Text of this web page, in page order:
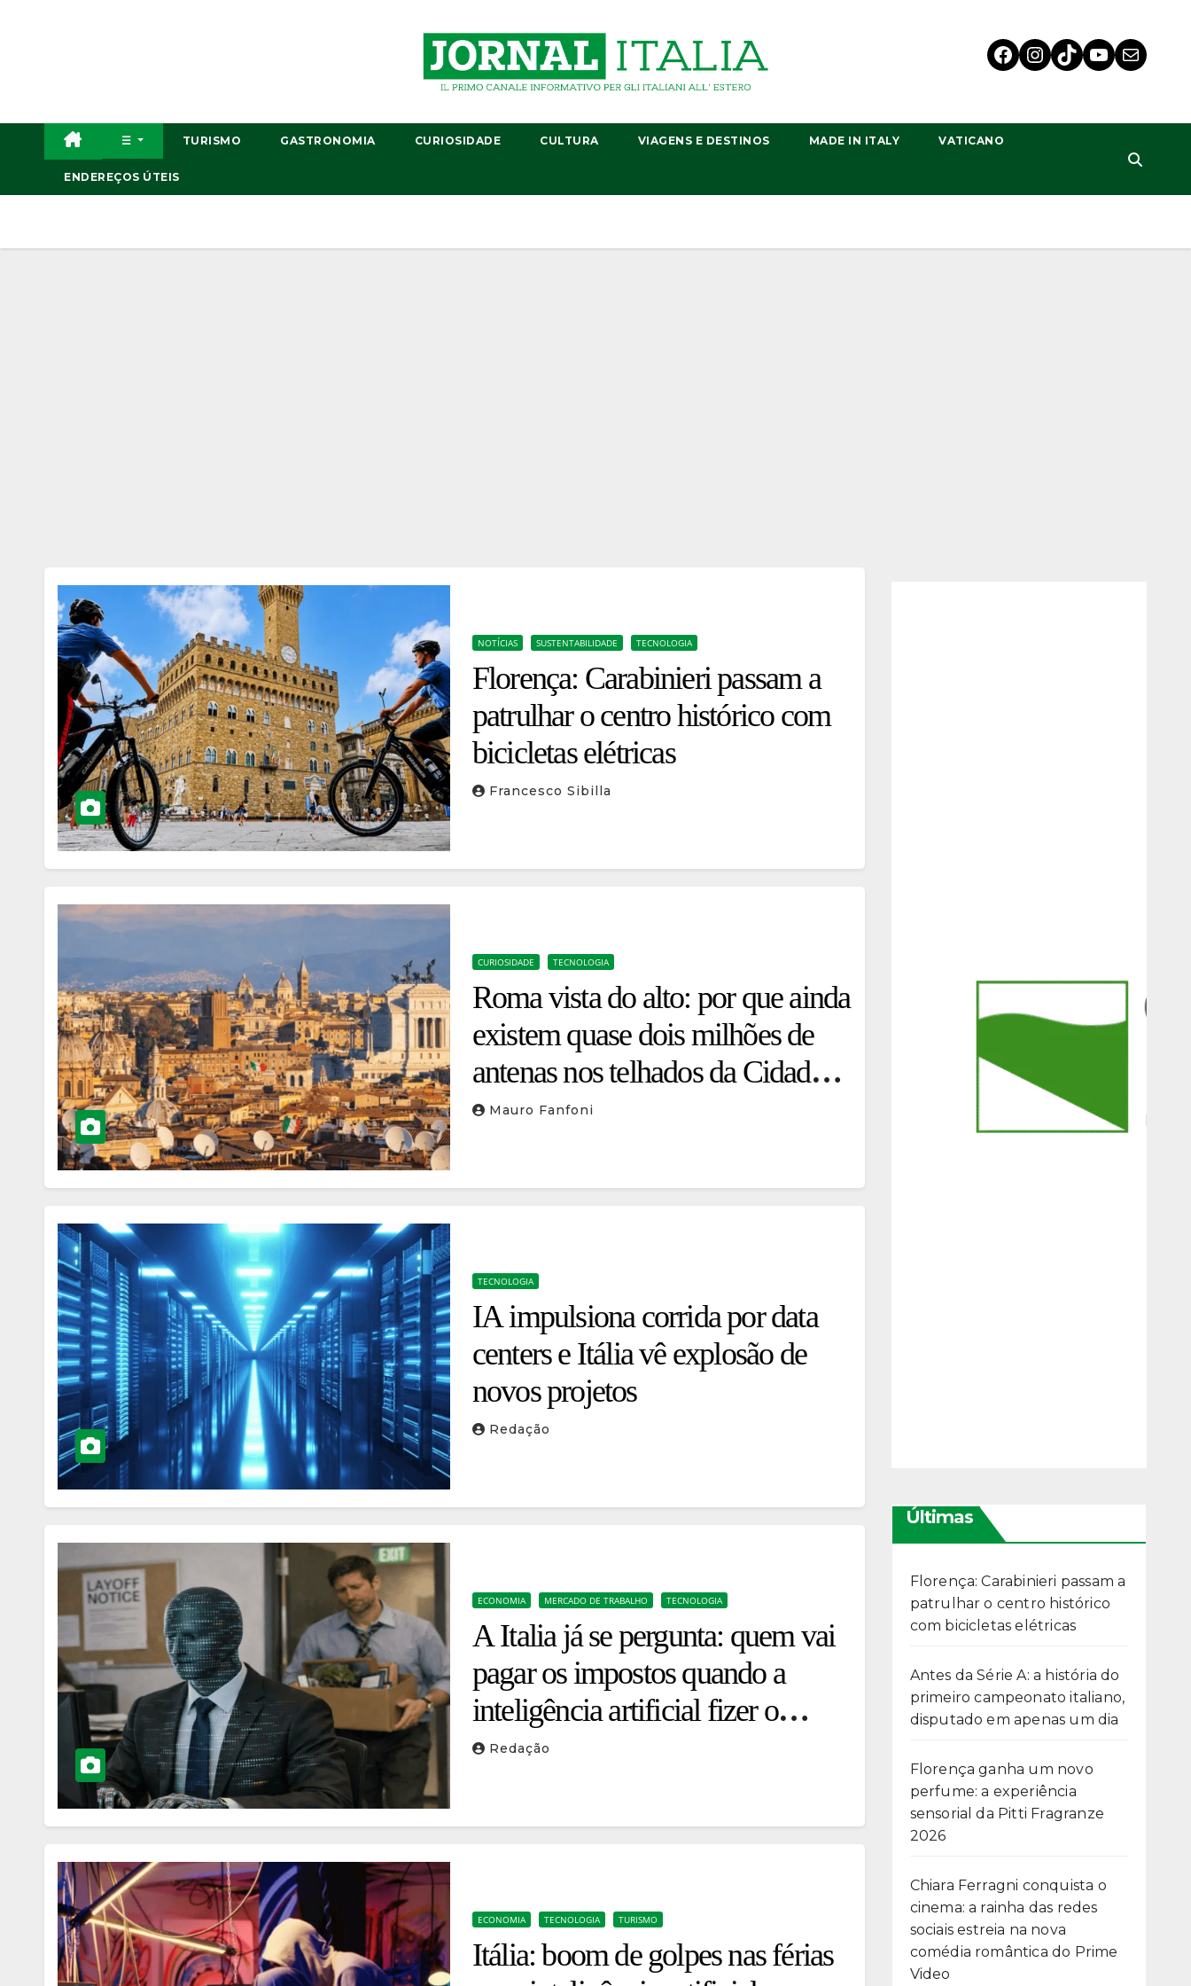
☰ TURISMO GASTRONOMIA CURIOSIDADE CULTURA VIAGENS E DESTINOS MADE IN ITALY VATICANO
ENDEREÇOS ÚTEIS
NOTÍCIAS SUSTENTABILIDADE TECNOLOGIA
Florença: Carabinieri passam a
patrulhar o centro histórico com
bicicletas elétricas
Francesco Sibilla
CURIOSIDADE TECNOLOGIA
Roma vista do alto: por que ainda
existem quase dois milhões de
antenas nos telhados da Cidade
Eterna?
Mauro Fanfoni
TECNOLOGIA
IA impulsiona corrida por data
centers e Itália vê explosão de
novos projetos
Redação
ECONOMIA MERCADO DE TRABALHO TECNOLOGIA
A Italia já se pergunta: quem vai
pagar os impostos quando a
inteligência artificial fizer o
trabalho?
Redação
ECONOMIA TECNOLOGIA TURISMO
Itália: boom de golpes nas férias
Últimas
Florença: Carabinieri passam a
patrulhar o centro histórico
com bicicletas elétricas
Antes da Série A: a história do
primeiro campeonato italiano,
disputado em apenas um dia
Florença ganha um novo
perfume: a experiência
sensorial da Pitti Fragranze
2026
Chiara Ferragni conquista o
cinema: a rainha das redes
sociais estreia na nova
comédia romântica do Prime
Video